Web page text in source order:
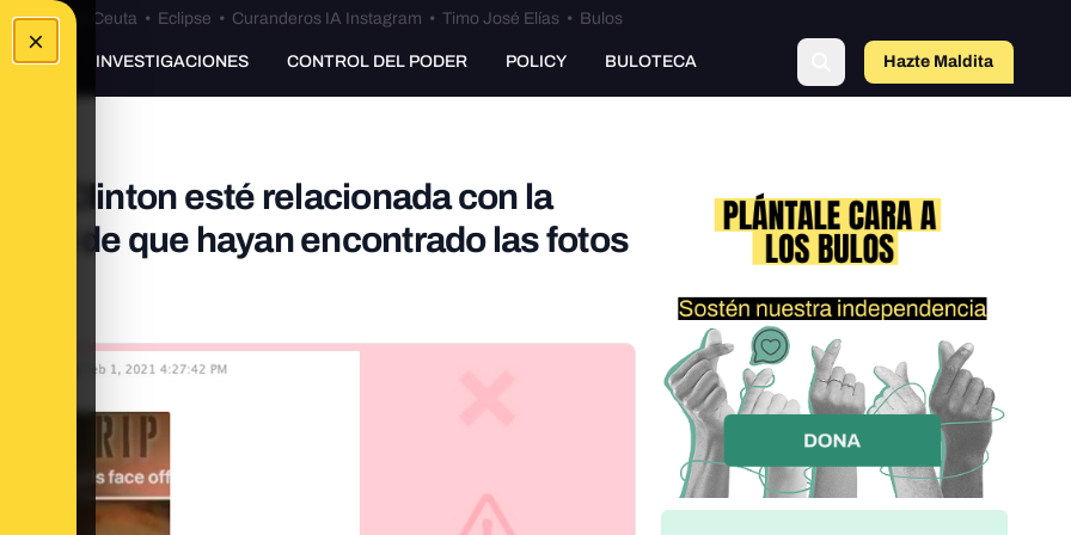
×
•Bulos Ceuta • Eclipse • Curanderos IA Instagram • Timo José Elías • Bulos
INVESTIGACIONES CONTROL DEL PODER POLICY BULOTECA Hazte Maldito
a
Clinton esté relacionada con la
ni de que hayan encontrado las fotos